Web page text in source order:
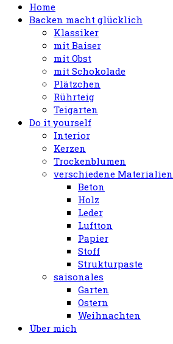
Home
Backen macht glücklich
Klassiker
mit Baiser
mit Obst
mit Schokolade
Plätzchen
Rührteig
Teigarten
Do it yourself
Interior
Kerzen
Trockenblumen
verschiedene Materialien
Beton
Holz
Leder
Luftton
Papier
Stoff
Strukturpaste
saisonales
Garten
Ostern
Weihnachten
Über mich